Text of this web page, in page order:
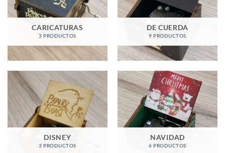
CARICATURAS
3 PRODUCTOS
DE CUERDA
9 PRODUCTOS
DISNEY
3 PRODUCTOS
NAVIDAD
6 PRODUCTOS